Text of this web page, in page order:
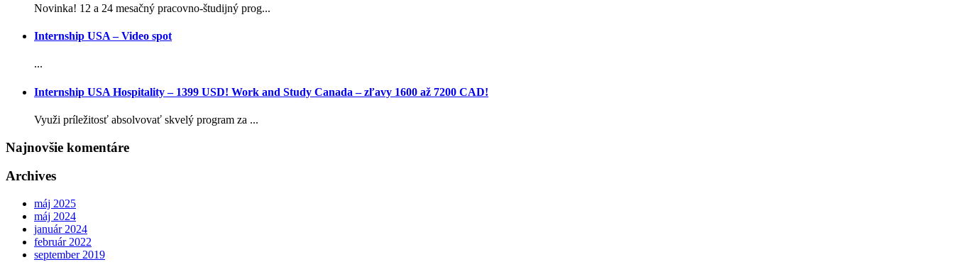
Novinka! 12 a 24 mesačný pracovno-študijný prog...
Internship USA – Video spot
...
Internship USA Hospitality – 1399 USD! Work and Study Canada – zľavy 1600 až 7200 CAD!
Využi príležitosť absolvovať skvelý program za ...
Najnovšie komentáre
Archives
máj 2025
máj 2024
január 2024
február 2022
september 2019